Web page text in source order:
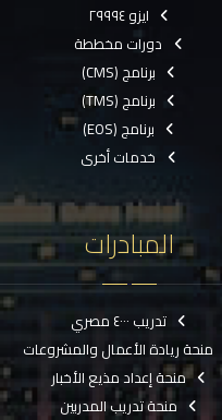
ايزو ٢٩٩٩٤
دورات مخططة
برنامج (CMS)
برنامج (TMS)
برنامج (EOS)
خدمات أخرى
المبادرات
تدريب ٤٠٠٠ مصري
منحة ريادة الأعمال والمشروعات
منحة إعداد مذيع الأخبار
منحة تدريب المدربين